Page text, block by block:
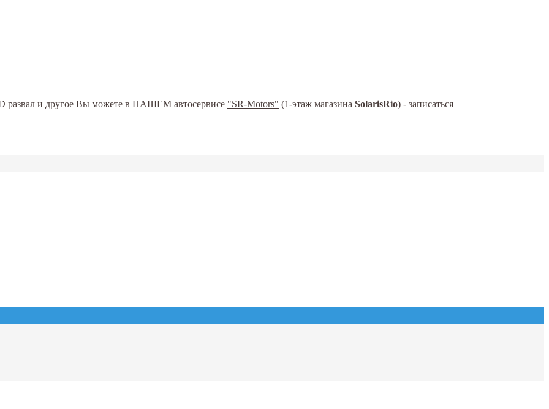
развал и другое Вы можете в НАШЕМ автосервисе "SR-Motors" (1-этаж магазина SolarisRio) - записаться